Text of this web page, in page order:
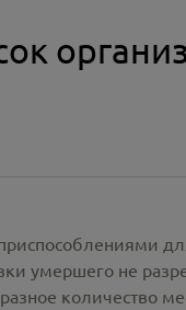
умершего не
количество